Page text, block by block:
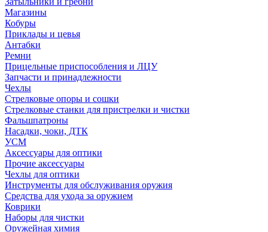
Магазины
Кобуры
Приклады и цевья
Антабки
Ремни
Прицельные приспособления и ЛЦУ
Запчасти и принадлежности
Чехлы
Стрелковые опоры и сошки
Стрелковые станки для пристрелки и чистки
Фальшпатроны
Насадки, чоки, ДТК
УСМ
Аксессуары для оптики
Прочие аксессуары
Чехлы для оптики
Инструменты для обслуживания оружия
Средства для ухода за оружием
Коврики
Наборы для чистки
Оружейная химия